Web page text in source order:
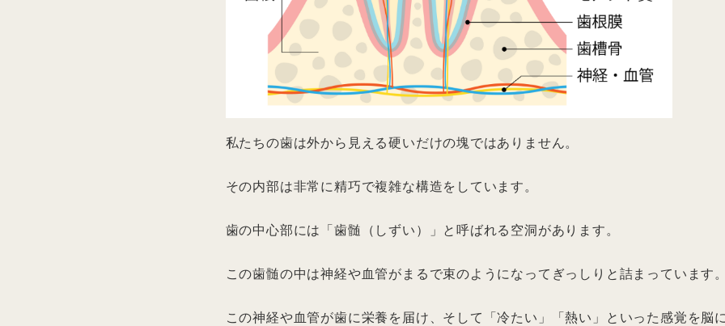
私たちの歯は外から見える硬いだけの塊ではありません。
その内部は非常に精巧で複雑な構造をしています。
歯の中心部には「歯髄（しずい）」と呼ばれる空洞があります。
この歯髄の中は神経や血管がまるで束のようになってぎっしりと詰まっています。
この神経や血管が歯に栄養を届け、そして「冷たい」「熱い」といった感覚を脳